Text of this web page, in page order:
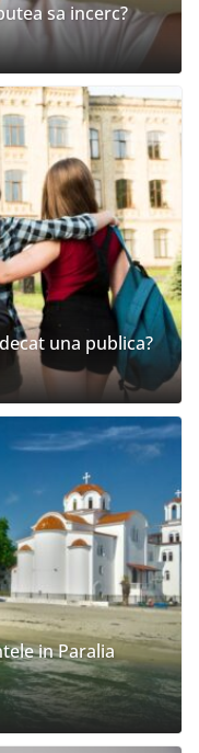
sa incerc?
una publica?
in Paralia